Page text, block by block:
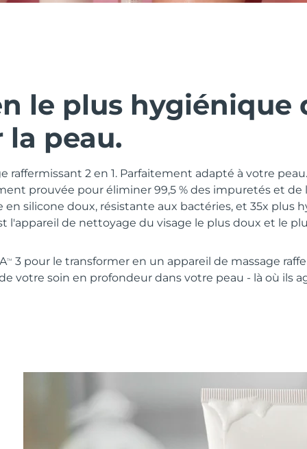
le plus hygiénique
peau.
raffermissant 2 en 1. Parfaitement adapté à votre
prouvée pour éliminer 99,5 % des impuretés et de
en silicone doux, résistante aux bactéries, et 35x plus
l'appareil de nettoyage du visage le plus doux et le
TM
3 pour le transformer en un appareil de massage
votre soin en profondeur dans votre peau - là où ils